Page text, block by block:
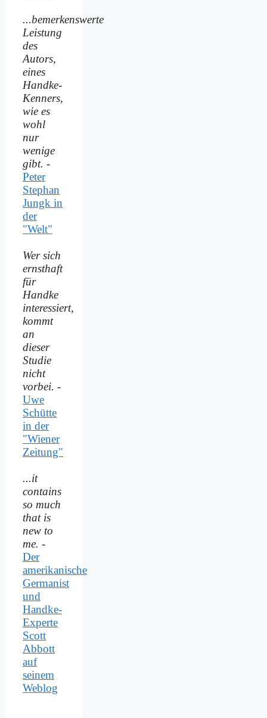
...bemerkenswerte
Leistung
des
Autors,
eines
Handke-
Kenners,
wie es
wohl
nur
wenige
gibt. -
Peter
Stephan
Jungk in
der
"Welt"
Wer sich
ernsthaft
für
Handke
interessiert,
kommt
an
dieser
Studie
nicht
vorbei. -
Uwe
Schütte
in der
"Wiener
Zeitung"
...it
contains
so much
that is
new to
me. -
Der
amerikanische
Germanist
und
Handke-
Experte
Scott
Abbott
auf
seinem
Weblog